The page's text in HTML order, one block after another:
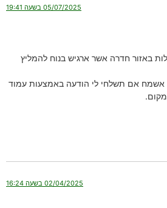
05/07/2025 בשעה 19:41
באזור חדרה אשר ארגיש בנוח להמליץ
אשמח אם תשלחי לי הודעה באמצעות עמוד
02/04/2025 בשעה 16:24